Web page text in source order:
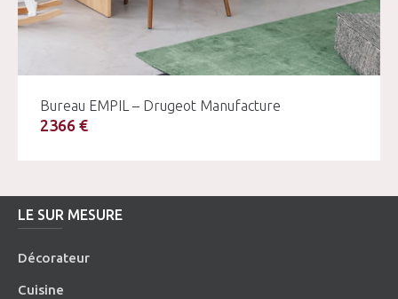
Bureau EMPIL – Drugeot Manufacture
2366 €
LE SUR MESURE
Décorateur
Cuisine